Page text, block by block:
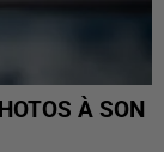
À SON